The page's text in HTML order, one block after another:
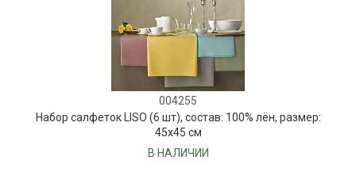
004255
Набор салфеток LISO (6 шт), состав: 100% лён, размер:
45х45 см
В НАЛИЧИИ